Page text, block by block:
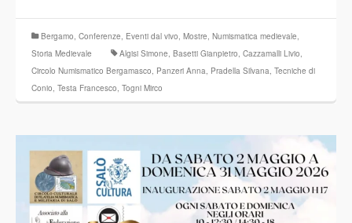
Bergamo, Conferenze, Eventi dal vivo, Mostre, Numismatica medievale,
Storia Medievale
Algisi Simone, Basetti Gianpietro, Cazzamalli Livio,
Circolo Numismatico Bergamasco, Panzeri Anna, Pradella Silvana, Tecniche di
Conio, Testa Francesco, Togni Mirco